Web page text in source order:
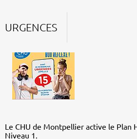
URGENCES
Le CHU de Montpellier active le Plan
Niveau 1.